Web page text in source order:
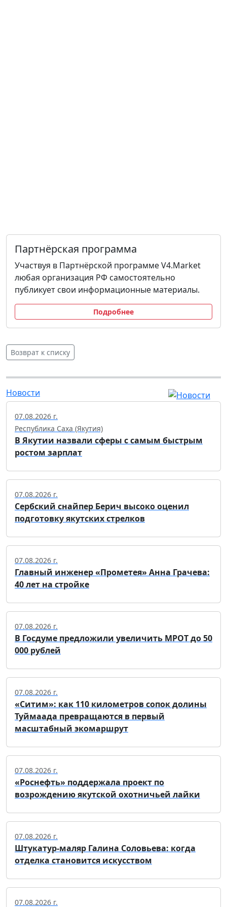
Партнёрская программа
Участвуя в Партнёрской программе V4.Market
любая организация РФ самостоятельно
публикует свои информационные материалы.
Подробнее
Возврат к списку
Новости
07.08.2026 г.
Республика Саха (Якутия)
В Якутии назвали сферы с самым быстрым
ростом зарплат
07.08.2026 г.
Сербский снайпер Берич высоко оценил
подготовку якутских стрелков
07.08.2026 г.
Главный инженер «Прометея» Анна Грачева:
40 лет на стройке
07.08.2026 г.
В Госдуме предложили увеличить МРОТ до 50
000 рублей
07.08.2026 г.
«Ситим»: как 110 километров сопок долины
Туймаада превращаются в первый
масштабный экомаршрут
07.08.2026 г.
«Роснефть» поддержала проект по
возрождению якутской охотничьей лайки
07.08.2026 г.
Штукатур-маляр Галина Соловьева: когда
отделка становится искусством
07.08.2026 г.